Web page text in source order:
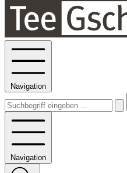
Navigation
Navigation